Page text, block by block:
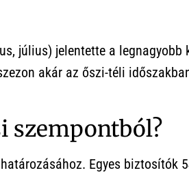
július) jelentette a legnagyobb
akár az őszi-téli
szempontból?
Egyes biztosítók